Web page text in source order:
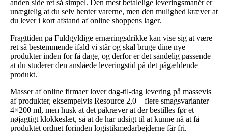
anden side ret så simpel. Den mest betalelige leveringsmanér er
unægtelig at du selv henter varerne, men den mulighed kræver at
du lever i kort afstand af online shoppens lager.
Fragttiden på Fuldgyldige ernæringsdrikke kan vise sig at være
ret så bestemmende ifald vi står og skal bruge dine nye
produkter inden for få dage, og derfor er det sandelig passende
at du studerer den anslåede leveringstid på det pågældende
produkt.
Masser af online firmaer lover dag-til-dag levering på massevis
af produkter, eksempelvis Resource 2,0 – flere smagsvarianter
4×200 ml, men husk at det påkræver at der bestilles før et
nøjagtigt klokkeslæt, så at de har udsigt til at kunne nå at få
produktet ordnet forinden logistikmedarbejderne får fri.